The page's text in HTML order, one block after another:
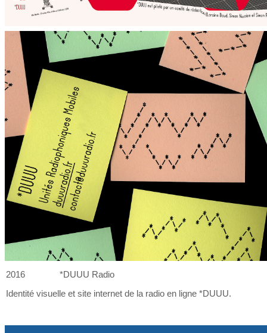
2016
*DUUU Radio
Identité visuelle et site internet de la radio en ligne *DUUU.